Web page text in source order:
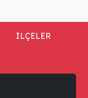
İLÇELER